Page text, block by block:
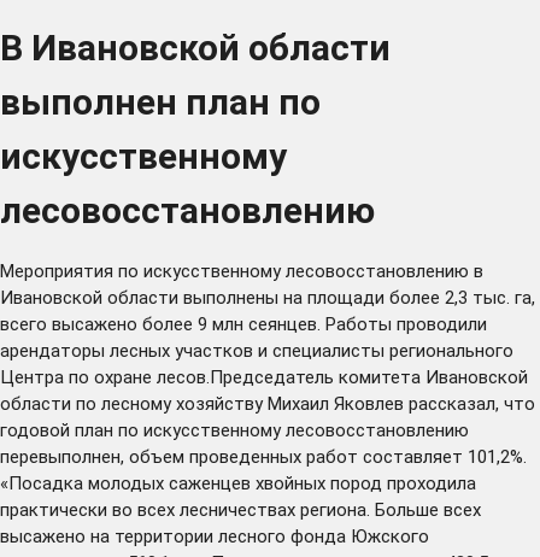
В Ивановской области
выполнен план по
искусственному
лесовосстановлению
Мероприятия по искусственному лесовосстановлению в
Ивановской области выполнены на площади более 2,3 тыс. га,
всего высажено более 9 млн сеянцев. Работы проводили
арендаторы лесных участков и специалисты регионального
Центра по охране лесов.Председатель комитета Ивановской
области по лесному хозяйству Михаил Яковлев рассказал, что
годовой план по искусственному лесовосстановлению
перевыполнен, объем проведенных работ составляет 101,2%.
«Посадка молодых саженцев хвойных пород проходила
практически во всех лесничествах региона. Больше всех
высажено на территории лесного фонда Южского